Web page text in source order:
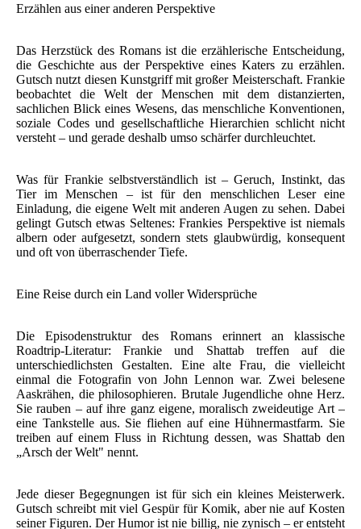
Erzählen aus einer anderen Perspektive
Das Herzstück des Romans ist die erzählerische Entscheidung,
die Geschichte aus der Perspektive eines Katers zu erzählen.
Gutsch nutzt diesen Kunstgriff mit großer Meisterschaft. Frankie
beobachtet die Welt der Menschen mit dem distanzierten,
sachlichen Blick eines Wesens, das menschliche Konventionen,
soziale Codes und gesellschaftliche Hierarchien schlicht nicht
versteht – und gerade deshalb umso schärfer durchleuchtet.
Was für Frankie selbstverständlich ist – Geruch, Instinkt, das
Tier im Menschen – ist für den menschlichen Leser eine
Einladung, die eigene Welt mit anderen Augen zu sehen. Dabei
gelingt Gutsch etwas Seltenes: Frankies Perspektive ist niemals
albern oder aufgesetzt, sondern stets glaubwürdig, konsequent
und oft von überraschender Tiefe.
Eine Reise durch ein Land voller Widersprüche
Die Episodenstruktur des Romans erinnert an klassische
Roadtrip-Literatur: Frankie und Shattab treffen auf die
unterschiedlichsten Gestalten. Eine alte Frau, die vielleicht
einmal die Fotografin von John Lennon war. Zwei belesene
Aaskrähen, die philosophieren. Brutale Jugendliche ohne Herz.
Sie rauben – auf ihre ganz eigene, moralisch zweideutige Art –
eine Tankstelle aus. Sie fliehen auf eine Hühnermastfarm. Sie
treiben auf einem Fluss in Richtung dessen, was Shattab den
„Arsch der Welt" nennt.
Jede dieser Begegnungen ist für sich ein kleines Meisterwerk.
Gutsch schreibt mit viel Gespür für Komik, aber nie auf Kosten
seiner Figuren. Der Humor ist nie billig, nie zynisch – er entsteht